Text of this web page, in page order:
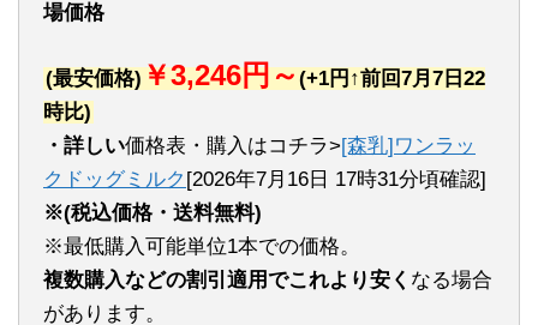
場価格
(最安価格)￥3,246円～(+1円↑前回7月7日22
時比)
・詳しい価格表・購入はコチラ>[森乳]ワンラッ
クドッグミルク [2026年7月16日 17時31分頃確認]
※(税込価格・送料無料)
※最低購入可能単位1本での価格。
複数購入などの割引適用でこれより安く なる場合
があります。